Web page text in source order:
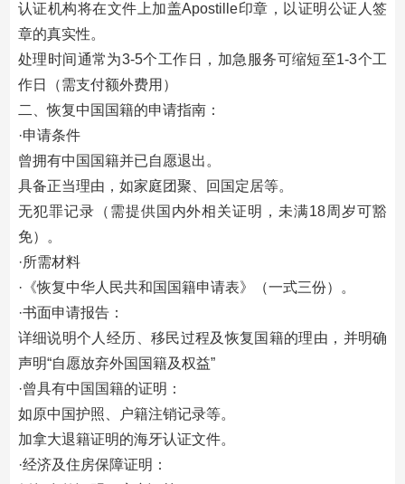
认证机构将在文件上加盖Apostille印章，以证明公证人签
章的真实性。
处理时间通常为3-5个工作日，加急服务可缩短至1-3个工
作日（需支付额外费用）
二、恢复中国国籍的申请指南：
·申请条件‌
曾拥有中国国籍并已自愿退出。
具备正当理由，如家庭团聚、回国定居等。
无犯罪记录（需提供国内外相关证明，未满18周岁可豁
免）。‌
‌·所需材料‌
·《恢复中华人民共和国国籍申请表》（一式三份）。‌
·书面申请报告：
详细说明个人经历、移民过程及恢复国籍的理由，并明确
声明“自愿放弃外国国籍及权益”
·曾具有中国国籍的证明：
如原中国护照、户籍注销记录等。‌
加拿大退籍证明的海牙认证文件。‌
·经济及住房保障证明：